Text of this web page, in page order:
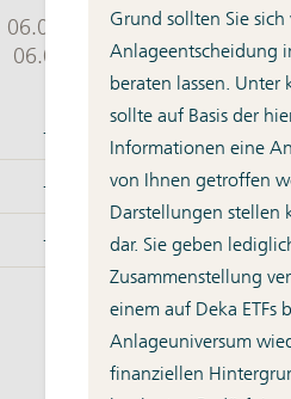
Grund sollten Sie sich
Anlageentscheidung
beraten lassen. Unter
sollte auf Basis der
Informationen eine
von Ihnen getroffen
Darstellungen stellen
dar. Sie geben
Zusammenstellung
einem auf Deka ETFs
Anlageuniversum
finanziellen